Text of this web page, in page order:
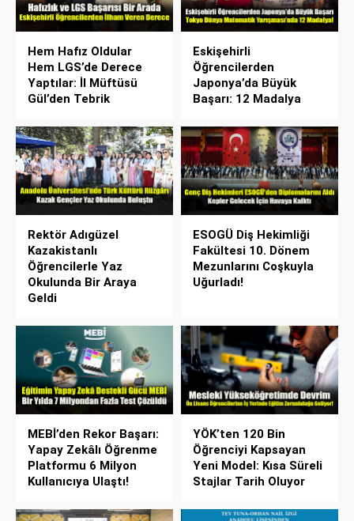
Hem Hafız Oldular
Hem LGS’de Derece
Yaptılar: İl Müftüsü
Gül’den Tebrik
Eskişehirli
Öğrencilerden
Japonya’da Büyük
Başarı: 12 Madalya
Rektör Adıgüzel
Kazakistanlı
Öğrencilerle Yaz
Okulunda Bir Araya
Geldi
ESOGÜ Diş Hekimliği
Fakültesi 10. Dönem
Mezunlarını Coşkuyla
Uğurladı!
MEBİ’den Rekor Başarı:
Yapay Zekâlı Öğrenme
Platformu 6 Milyon
Kullanıcıya Ulaştı!
YÖK’ten 120 Bin
Öğrenciyi Kapsayan
Yeni Model: Kısa Süreli
Stajlar Tarih Oluyor